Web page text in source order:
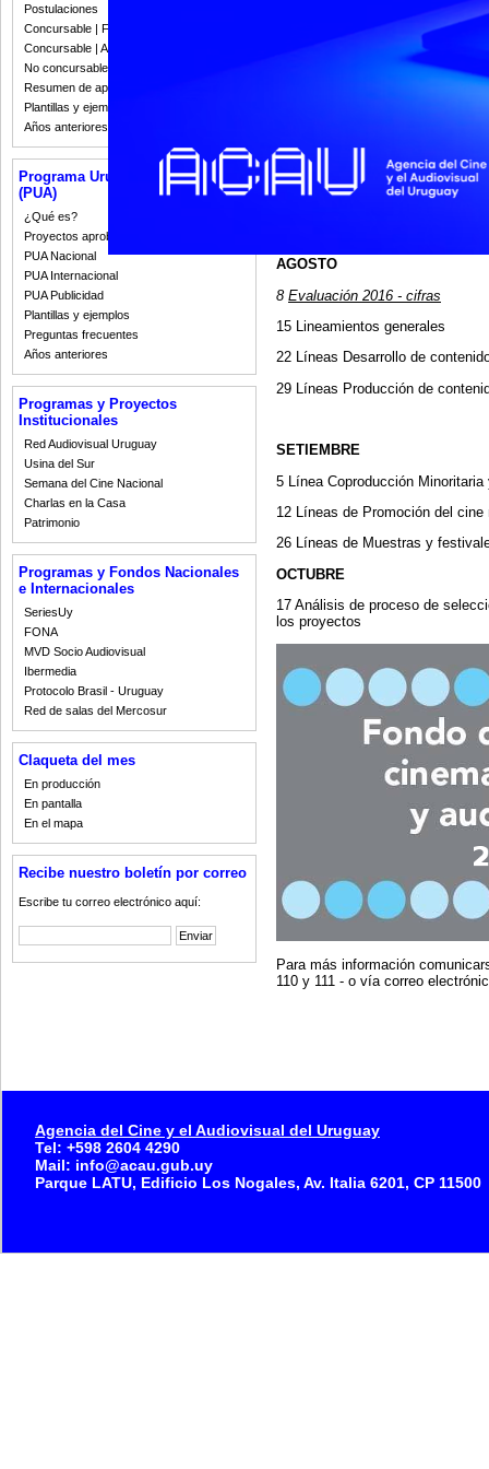
Postulaciones
Concursable | Fallos 2023
Concursable | Actas y Resoluciones
No concursable | Actas y Resoluciones
Resumen de apoyos 2008-2022
Plantillas y ejemplos
Años anteriores
Programa Uruguay Audiovisual
(PUA)
¿Qué es?
Proyectos aprobados
PUA Nacional
PUA Internacional
PUA Publicidad
Plantillas y ejemplos
Preguntas frecuentes
Años anteriores
Programas y Proyectos
Institucionales
Red Audiovisual Uruguay
Usina del Sur
Semana del Cine Nacional
Charlas en la Casa
Patrimonio
Programas y Fondos Nacionales
e Internacionales
SeriesUy
FONA
MVD Socio Audiovisual
Ibermedia
Protocolo Brasil - Uruguay
Red de salas del Mercosur
Claqueta del mes
En producción
En pantalla
En el mapa
Recibe nuestro boletín por correo
Escribe tu correo electrónico aquí:
Diálogo abierto
, es una serie de
promovidos por ICAU,
y la reflexión de cara a la
todas las personas,
las siguientes instancias
torno a los lineamientos del
abordaje de los distintos
AGOSTO
8 Evaluación 2016 - cifras
15 Lineamientos generales
22 Líneas Desarrollo de
29 Líneas Producción de
SETIEMBRE
5 Línea Coproducción
12 Líneas de Promoción del
26 Líneas de Muestras y
OCTUBRE
17 Análisis de proceso de
los proyectos
Para más información
110 y 111 - o vía correo
Agencia del Cine y el Audiovisual del Uruguay
Tel: +598 2604 4290
Mail: info@acau.gub.uy
Parque LATU, Edificio Los Nogales, Av. Italia 6201, CP 11500